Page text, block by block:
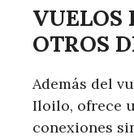
VUELOS
OTROS
Además del
Iloilo, ofrece
conexiones